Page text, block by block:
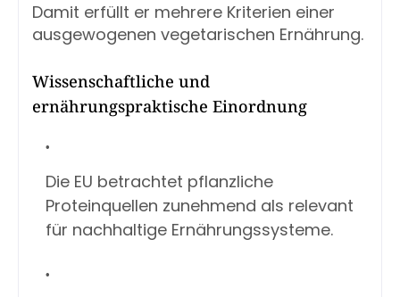
Damit erfüllt er mehrere Kriterien einer
ausgewogenen vegetarischen Ernährung.
Wissenschaftliche und
ernährungspraktische Einordnung
Die EU betrachtet pflanzliche
Proteinquellen zunehmend als relevant
für nachhaltige Ernährungssysteme.